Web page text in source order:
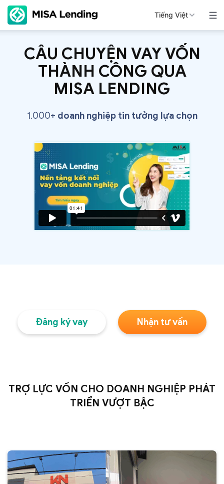
Tiếng Việt
CÂU CHUYỆN VAY VỐN
THÀNH CÔNG QUA
MISA LENDING
1.000+ doanh nghiệp tin tưởng lựa chọn
Đăng ký vay Nhận tư vấn
TRỢ LỰC VỐN CHO DOANH NGHIỆP PHÁT
TRIỂN VƯỢT BẬC